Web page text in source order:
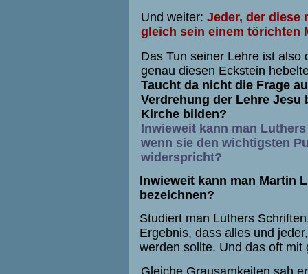
Und weiter: Jeder, der diese
gleich sein einem törichten
Das Tun seiner Lehre ist also
genau diesen Eckstein
Taucht da nicht die Frage
Verdrehung der Lehre
Kirche bilden?
Inwieweit kann man
wenn sie den wichtigsten
widerspricht?
Inwieweit kann man Martin
bezeichnen?
Studiert man Luthers
Ergebnis, dass alles und
werden sollte. Und das oft
Gleiche Grausamkeiten sah